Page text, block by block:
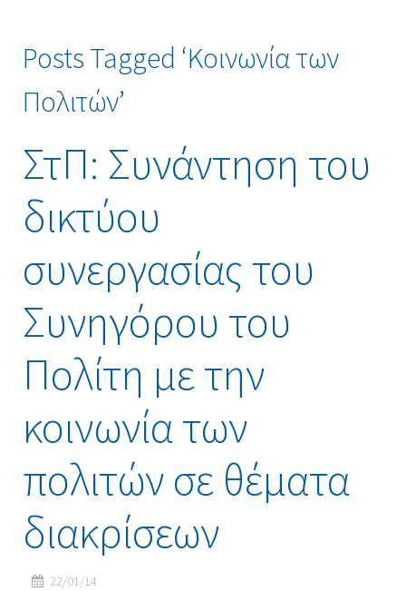
Posts Tagged ‘Κοινωνία των
Πολιτών’
ΣτΠ: Συνάντηση του
δικτύου
συνεργασίας του
Συνηγόρου του
Πολίτη με την
κοινωνία των
πολιτών σε θέματα
διακρίσεων
22/01/14